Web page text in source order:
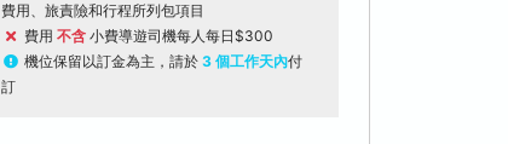
費用、旅責險和行程所列包項目
費用 不含 小費導遊司機每人每日$300
機位保留以訂金為主，請於 3 個工作天內付
訂